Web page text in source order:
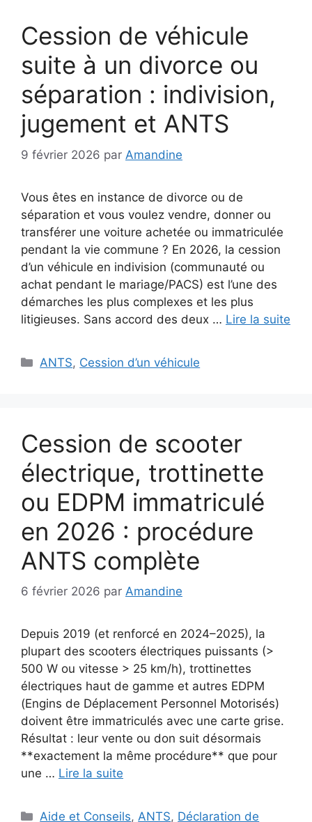
Cession de véhicule
suite à un divorce ou
séparation : indivision,
jugement et ANTS
9 février 2026 par Amandine
Vous êtes en instance de divorce ou de
séparation et vous voulez vendre, donner ou
transférer une voiture achetée ou immatriculée
pendant la vie commune ? En 2026, la cession
d’un véhicule en indivision (communauté ou
achat pendant le mariage/PACS) est l’une des
démarches les plus complexes et les plus
litigieuses. Sans accord des deux … Lire la suite
Catégories
ANTS, Cession d’un véhicule
Cession de scooter
électrique, trottinette
ou EDPM immatriculé
en 2026 : procédure
ANTS complète
6 février 2026 par Amandine
Depuis 2019 (et renforcé en 2024–2025), la
plupart des scooters électriques puissants (>
500 W ou vitesse > 25 km/h), trottinettes
électriques haut de gamme et autres EDPM
(Engins de Déplacement Personnel Motorisés)
doivent être immatriculés avec une carte grise.
Résultat : leur vente ou don suit désormais
**exactement la même procédure** que pour
une … Lire la suite
Catégories
Aide et Conseils,ANTS, Déclaration de